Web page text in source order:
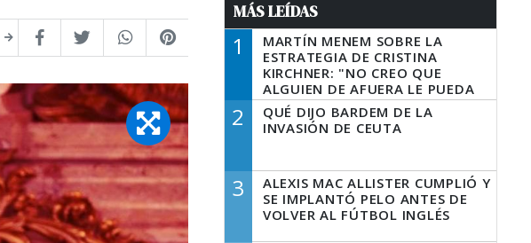
MÁS LEÍDAS
1
MARTÍN MENEM SOBRE LA
ESTRATEGIA DE CRISTINA
KIRCHNER: "NO CREO QUE
ALGUIEN DE AFUERA LE PUEDA
DECIR A LA JUSTICIA LO QUE
TIENE QUE HACER"
2
QUÉ DIJO BARDEM DE LA
INVASIÓN DE CEUTA
3
ALEXIS MAC ALLISTER CUMPLIÓ Y
SE IMPLANTÓ PELO ANTES DE
VOLVER AL FÚTBOL INGLÉS